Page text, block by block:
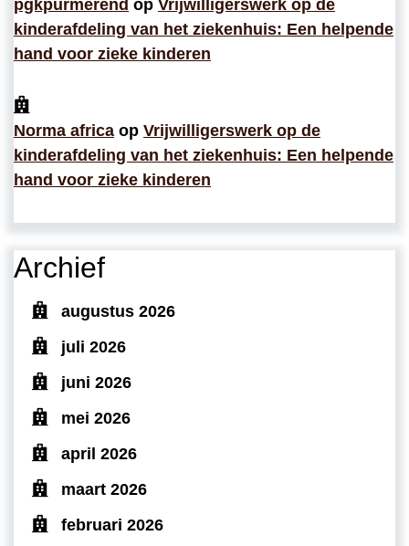
pgkpurmerend op Vrijwilligerswerk op de
kinderafdeling van het ziekenhuis: Een helpende
hand voor zieke kinderen
Norma africa op Vrijwilligerswerk op de
kinderafdeling van het ziekenhuis: Een helpende
hand voor zieke kinderen
Archief
augustus 2026
juli 2026
juni 2026
mei 2026
april 2026
maart 2026
februari 2026